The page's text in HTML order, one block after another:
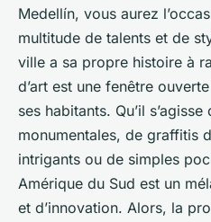
Medellín, vous aurez
multitude de talents et de
ville a sa propre histoire à
d’art est une fenêtre
ses habitants. Qu’il
monumentales, de graffitis
intrigants ou de simples
Amérique du Sud est un
et d’innovation. Alors, la